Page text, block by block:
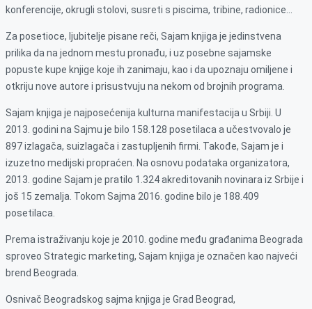
konferencije, okrugli stolovi, susreti s piscima, tribine, radionice…
Za posetioce, ljubitelje pisane reči, Sajam knjiga je jedinstvena
prilika da na jednom mestu pronađu, i uz posebne sajamske
popuste kupe knjige koje ih zanimaju, kao i da upoznaju omiljene i
otkriju nove autore i prisustvuju na nekom od brojnih programa.
Sajam knjiga je najposećenija kulturna manifestacija u Srbiji. U
2013. godini na Sajmu je bilo 158.128 posetilaca a učestvovalo je
897 izlagača, suizlagača i zastupljenih firmi. Takođe, Sajam je i
izuzetno medijski propraćen. Na osnovu podataka organizatora,
2013. godine Sajam je pratilo 1.324 akreditovanih novinara iz Srbije i
još 15 zemalja. Tokom Sajma 2016. godine bilo je 188.409
posetilaca.
Prema istraživanju koje je 2010. godine među građanima Beograda
sproveo Strategic marketing, Sajam knjiga je označen kao najveći
brend Beograda.
Osnivač Beogradskog sajma knjiga je Grad Beograd,